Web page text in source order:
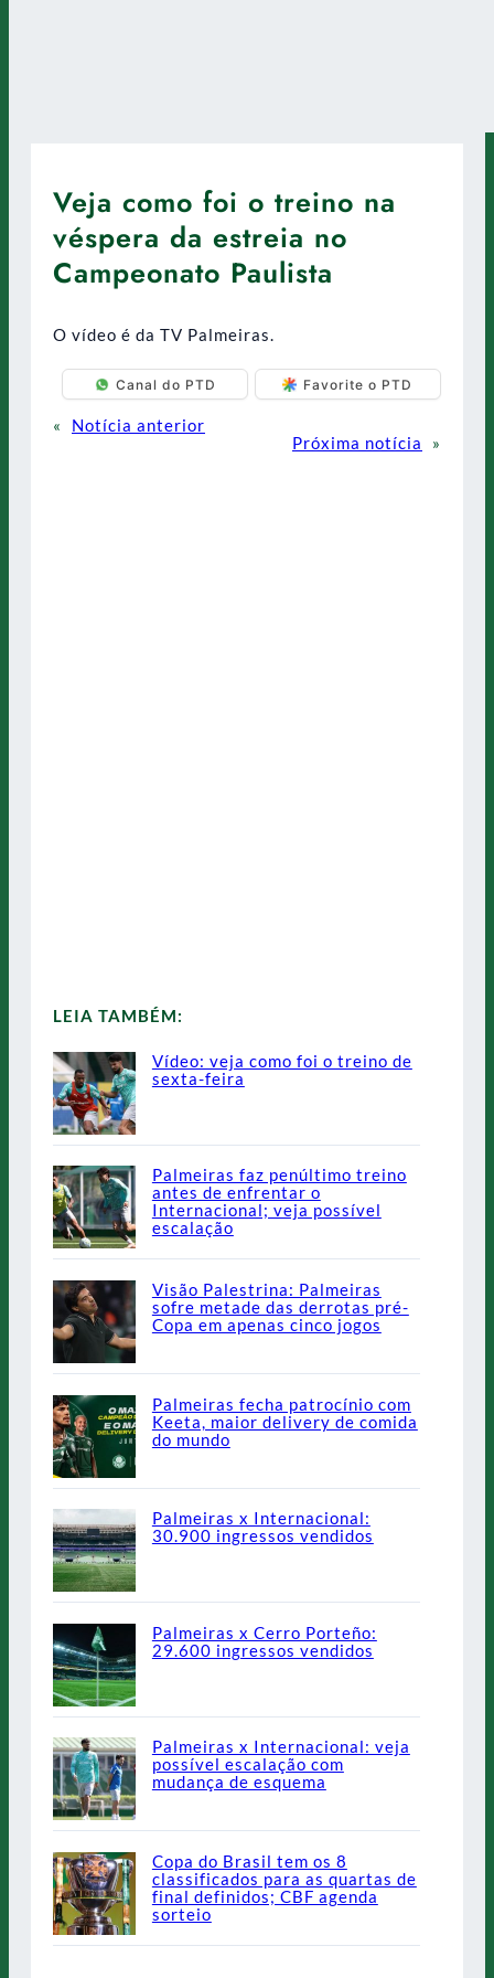
Veja como foi o treino na
véspera da estreia no
Campeonato Paulista
O vídeo é da TV Palmeiras.
Canal do PTD Favorite o PTD
«
Notícia anterior
Próxima notícia
»
LEIA TAMBÉM:
Vídeo: veja como foi o treino de
sexta-feira
Palmeiras faz penúltimo treino
antes de enfrentar o
Internacional; veja possível
escalação
Visão Palestrina: Palmeiras
sofre metade das derrotas pré-
Copa em apenas cinco jogos
Palmeiras fecha patrocínio com
Keeta, maior delivery de comida
do mundo
Palmeiras x Internacional:
30.900 ingressos vendidos
Palmeiras x Cerro Porteño:
29.600 ingressos vendidos
Palmeiras x Internacional: veja
possível escalação com
mudança de esquema
Copa do Brasil tem os 8
classificados para as quartas de
final definidos; CBF agenda
sorteio